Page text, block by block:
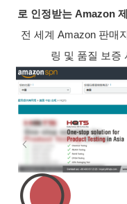
로 인정받는 Amazon
전 세계 Amazon 판매
링 및 품질 보증